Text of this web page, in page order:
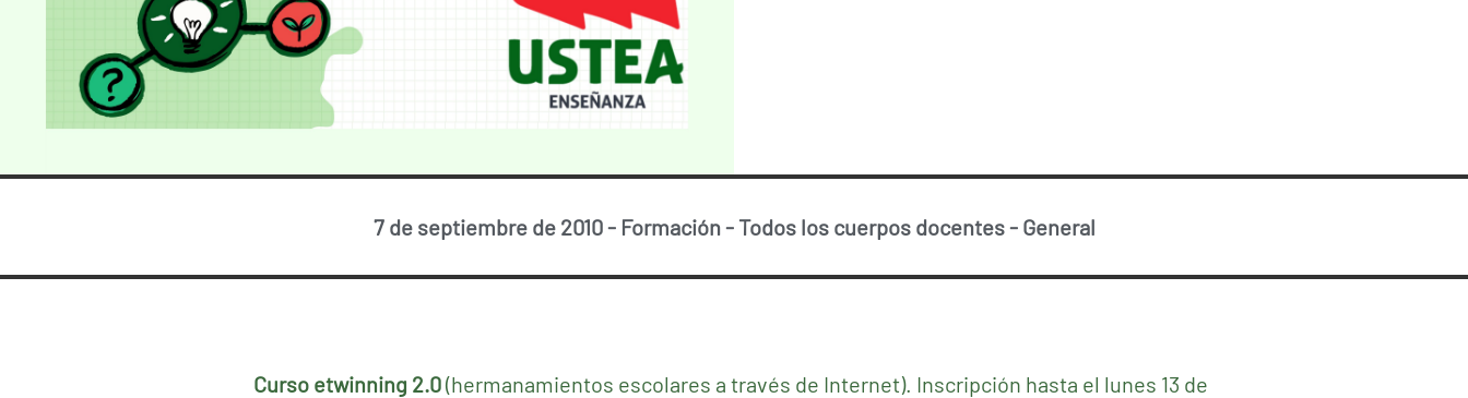
7 de septiembre de 2010- Formación- Todos los cuerpos docentes- General
Curso etwinning 2.0(hermanamientos escolares a través de Internet). Inscripción hasta el lunes 13 de